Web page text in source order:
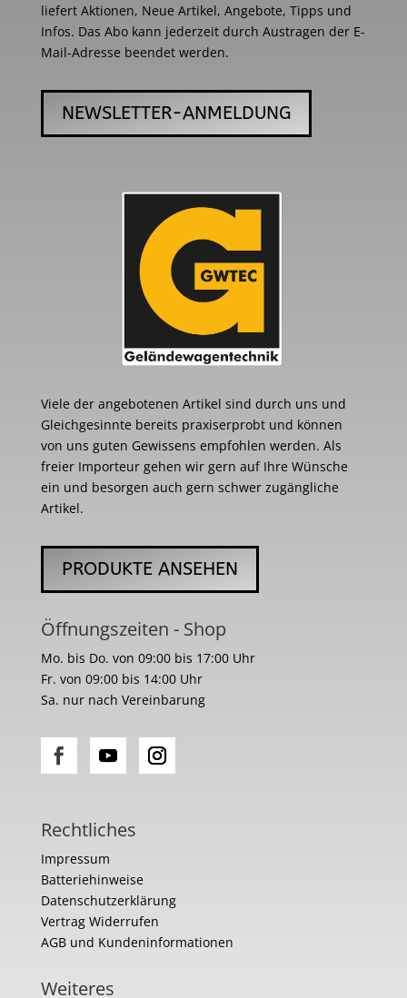
liefert Aktionen, Neue Artikel, Angebote, Tipps und
Infos. Das Abo kann jederzeit durch Austragen der E-
Mail-Adresse beendet werden.
NEWSLETTER-ANMELDUNG
Viele der angebotenen Artikel sind durch uns und
Gleichgesinnte bereits praxiserprobt und können
von uns guten Gewissens empfohlen werden. Als
freier Importeur gehen wir gern auf Ihre Wünsche
ein und besorgen auch gern schwer zugängliche
Artikel.
PRODUKTE ANSEHEN
Öffnungszeiten - Shop
Mo. bis Do. von 09:00 bis 17:00 Uhr
Fr. von 09:00 bis 14:00 Uhr
Sa. nur nach Vereinbarung
Rechtliches
Impressum
Batteriehinweise
Datenschutzerklärung
Vertrag Widerrufen
AGB und Kundeninformationen
Weiteres